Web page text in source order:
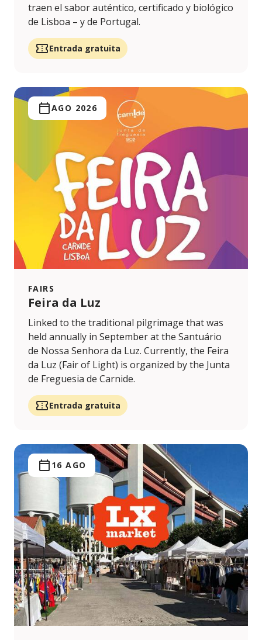
traen el sabor auténtico, certificado y biológico
de Lisboa – y de Portugal.
Entrada gratuita
FAIRS
Feira da Luz
AGO 2026
Linked to the traditional pilgrimage that was
held annually in September at the Santuário
de Nossa Senhora da Luz. Currently, the Feira
da Luz (Fair of Light) is organized by the Junta
de Freguesia de Carnide.
Entrada gratuita
16 AGO